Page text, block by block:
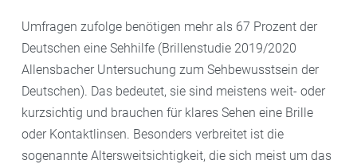
Umfragen zufolge benötigen mehr als 67 Prozent der
Deutschen eine Sehhilfe (Brillenstudie 2019/2020
Allensbacher Untersuchung zum Sehbewusstsein der
Deutschen). Das bedeutet, sie sind meistens weit- oder
kurzsichtig und brauchen für klares Sehen eine Brille
oder Kontaktlinsen. Besonders verbreitet ist die
sogenannte Altersweitsichtigkeit, die sich meist um das